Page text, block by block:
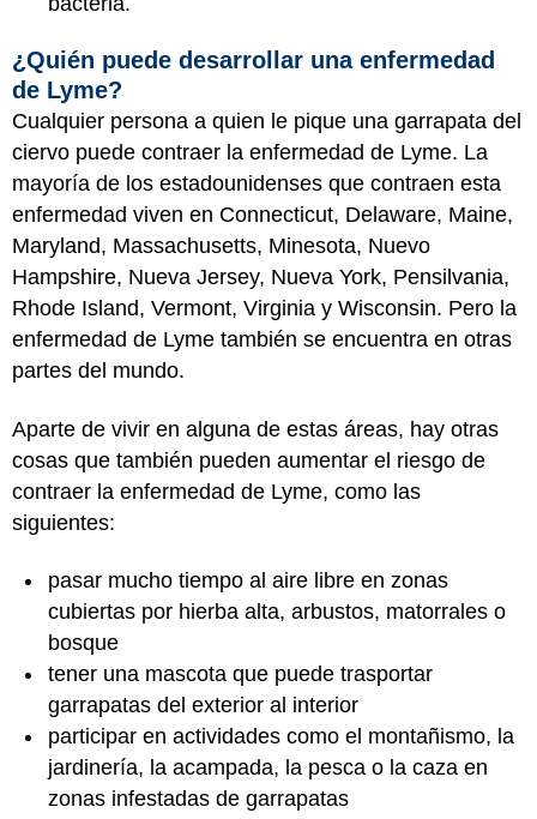
¿Quién puede desarrollar una enfermedad
de Lyme?
Cualquier persona a quien le pique una garrapata del
ciervo puede contraer la enfermedad de Lyme. La
mayoría de los estadounidenses que contraen esta
enfermedad viven en Connecticut, Delaware, Maine,
Maryland, Massachusetts, Minesota, Nuevo
Hampshire, Nueva Jersey, Nueva York, Pensilvania,
Rhode Island, Vermont, Virginia y Wisconsin. Pero la
enfermedad de Lyme también se encuentra en otras
partes del mundo.
Aparte de vivir en alguna de estas áreas, hay otras
cosas que también pueden aumentar el riesgo de
contraer la enfermedad de Lyme, como las
siguientes:
pasar mucho tiempo al aire libre en zonas
cubiertas por hierba alta, arbustos, matorrales o
bosque
tener una mascota que puede trasportar
garrapatas del exterior al interior
participar en actividades como el montañismo, la
jardinería, la acampada, la pesca o la caza en
zonas infestadas de garrapatas